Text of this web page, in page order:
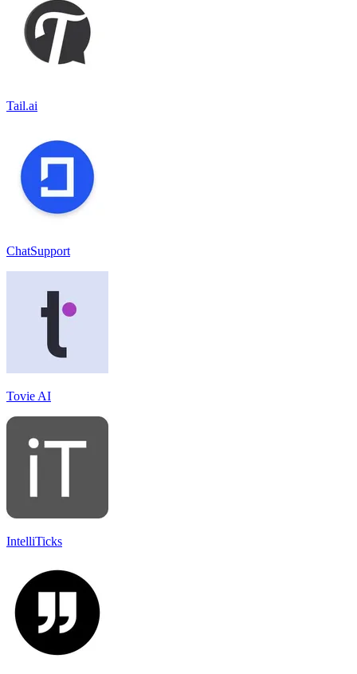
Tail.ai
ChatSupport
Tovie AI
IntelliTicks